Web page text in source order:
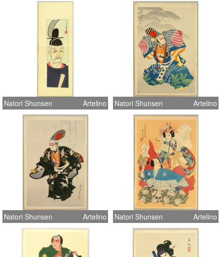
Natori Shunsen Artelino Natori Shunsen Artelino
Natori Shunsen Artelino Natori Shunsen Artelino